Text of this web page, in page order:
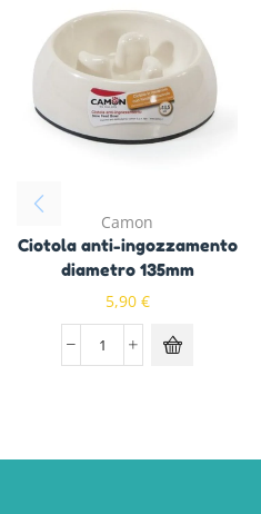
Camon
Ciotola anti-ingozzamento
diametro 135mm
5,90 €